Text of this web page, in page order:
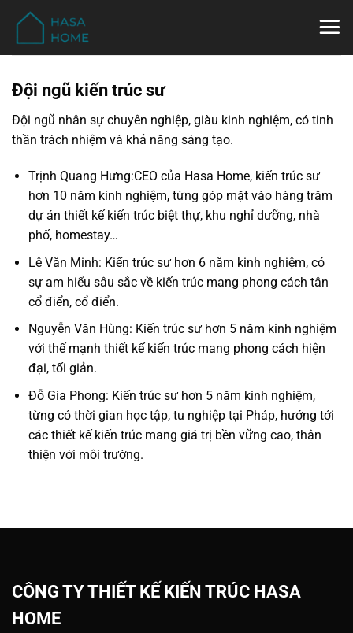
qua
nội
Đội ngũ kiến trúc sư
Đội ngũ nhân sự chuyên nghiệp, giàu kinh nghiệm, có tinh
thần trách nhiệm và khả năng sáng tạo.
Trịnh Quang Hưng:CEO của Hasa Home, kiến trúc sư
hơn 10 năm kinh nghiệm, từng góp mặt vào hàng trăm
dự án thiết kế kiến trúc biệt thự, khu nghỉ dưỡng, nhà
phố, homestay…
Lê Văn Minh: Kiến trúc sư hơn 6 năm kinh nghiệm, có
sự am hiểu sâu sắc về kiến trúc mang phong cách tân
cổ điển, cổ điển.
Nguyễn Văn Hùng: Kiến trúc sư hơn 5 năm kinh nghiệm
với thế mạnh thiết kế kiến trúc mang phong cách hiện
đại, tối giản.
Đỗ Gia Phong: Kiến trúc sư hơn 5 năm kinh nghiệm,
từng có thời gian học tập, tu nghiệp tại Pháp, hướng tới
các thiết kế kiến trúc mang giá trị bền vững cao, thân
thiện với môi trường.
CÔNG TY THIẾT KẾ KIẾN TRÚC HASA
HOME